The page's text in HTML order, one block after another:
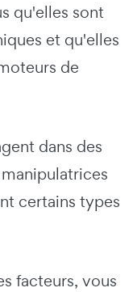
qu'elles sont
et qu'elles
de
dans des
certains types
facteurs, vous